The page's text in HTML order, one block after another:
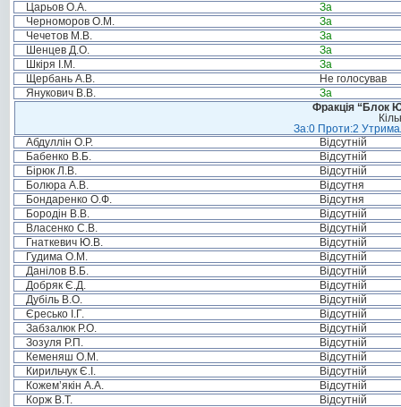
Царьов О.А.
За
Черноморов О.М.
За
Чечетов М.В.
За
Шенцев Д.О.
За
Шкіря І.М.
За
Щербань А.В.
Не голосував
Янукович В.В.
За
Фракція “Блок
За:0 Проти:2
Абдуллін О.Р.
Відсутній
Бабенко В.Б.
Відсутній
Бірюк Л.В.
Відсутній
Болюра А.В.
Відсутня
Бондаренко О.Ф.
Відсутня
Бородін В.В.
Відсутній
Власенко С.В.
Відсутній
Гнаткевич Ю.В.
Відсутній
Гудима О.М.
Відсутній
Данілов В.Б.
Відсутній
Добряк Є.Д.
Відсутній
Дубіль В.О.
Відсутній
Єресько І.Г.
Відсутній
Забзалюк Р.О.
Відсутній
Зозуля Р.П.
Відсутній
Кеменяш О.М.
Відсутній
Кирильчук Є.І.
Відсутній
Кожем’якін А.А.
Відсутній
Корж В.Т.
Відсутній